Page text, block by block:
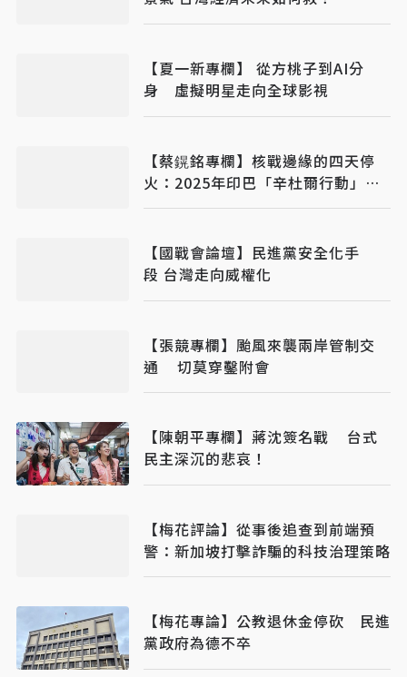
【夏一新專欄】 從方桃子到AI分
身 虛擬明星走向全球影視
【蔡鎤銘專欄】核戰邊緣的四天停
火：2025年印巴「辛杜爾行動」的
啟示
【國戰會論壇】民進黨安全化手
段 台灣走向威權化
【張競專欄】颱風來襲兩岸管制交
通 切莫穿鑿附會
【陳朝平專欄】蔣沈簽名戰 台式
民主深沉的悲哀！
【梅花評論】從事後追查到前端預
警：新加坡打擊詐騙的科技治理策略
【梅花專論】公教退休金停砍 民進
黨政府為德不卒